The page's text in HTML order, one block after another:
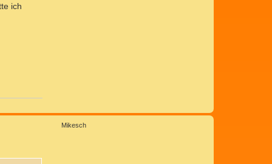
ich
N
a
Mikesch